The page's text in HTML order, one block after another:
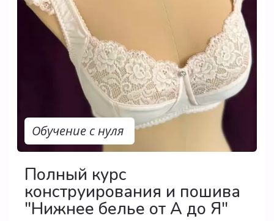
Полный курс
конструирования и пошива
"Нижнее белье от А до Я"
Обучение с нуля